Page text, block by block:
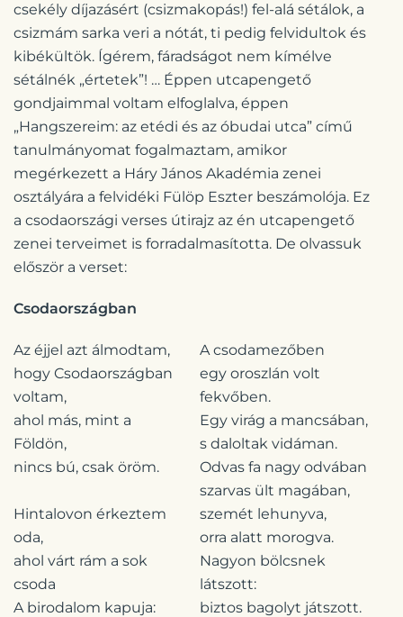
csekély díjazásért (csizmakopás!) fel-alá sétálok, a
csizmám sarka veri a nótát, ti pedig felvidultok és
kibékültök. Ígérem, fáradságot nem kímélve
sétálnék „értetek”! … Éppen utcapengető
gondjaimmal voltam elfoglalva, éppen
„Hangszereim: az etédi és az óbudai utca” című
tanulmányomat fogalmaztam, amikor
megérkezett a Háry János Akadémia zenei
osztályára a felvidéki Fülöp Eszter beszámolója. Ez
a csodaországi verses útirajz az én utcapengető
zenei terveimet is forradalmasította. De olvassuk
először a verset:
Csodaországban
Az éjjel azt álmodtam,
hogy Csodaországban
voltam,
ahol más, mint a
Földön,
nincs bú, csak öröm.
Hintalovon érkeztem
oda,
ahol várt rám a sok
csoda
A birodalom kapuja:
A csodamezőben
egy oroszlán volt
fekvőben.
Egy virág a mancsában,
s daloltak vidáman.
Odvas fa nagy odvában
szarvas ült magában,
szemét lehunyva,
orra alatt morogva.
Nagyon bölcsnek
látszott:
biztos bagolyt játszott.